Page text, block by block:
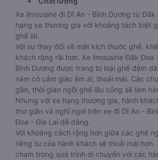
Xe limousine đi Dĩ An - Bình Dương từ Đăk
hạng xe thương gia với khoảng tách biệt
ghế lái.
Với sự thay đổi về mặt kích thước ghế,
khách rộng rãi hơn. Xe limousine Đăk Đoa
Bình Dương được trang bị loại ghế đệm
nằm có cảm giác êm ái, thoải mái. Các
gần, thời gian ngồi ghế lâu cũng sẽ làm
Nhưng với xe hạng thương gia, hành
thư giãn và nghỉ ngơi trên xe đi Dĩ An -
Đoa - Gia Lai dễ dàng.
Với khoảng cách rộng hơn giữa các ghế
riêng tư của hành khách sẽ thoải mái hơn.
chạm trong quá trình di chuyển với các